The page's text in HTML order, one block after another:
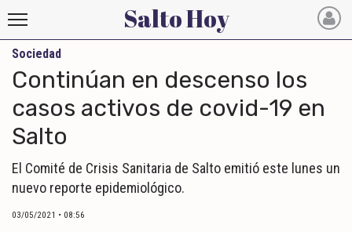
Salto
Hoy
INICIO
NOTICIAS RECIENTES
ECONOMÍA
Salto Hoy
Sociedad
Continúan en descenso los
casos activos de covid-19 en
Salto
El Comité de Crisis Sanitaria de Salto emitió este lunes un
nuevo reporte epidemiológico.
03/05/2021 • 08:56